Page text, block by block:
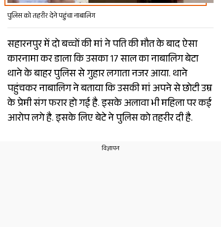
पुलिस को तहरीर देने पहुंचा नाबालिग
सहारनपुर में दो बच्चों की मां ने पति की मौत के बाद ऐसा
कारनामा कर डाला कि उसका 17 साल का नाबालिग बेटा
थाने के बाहर पुलिस से गुहार लगाता नजर आया. थाने
पहुंचकर नाबालिग ने बताया कि उसकी मां अपने से छोटी उम्र
के प्रेमी संग फरार हो गई है. इसके अलावा भी महिला पर कई
आरोप लगे है. इसके लिए बेटे ने पुलिस को तहरीर दी है.